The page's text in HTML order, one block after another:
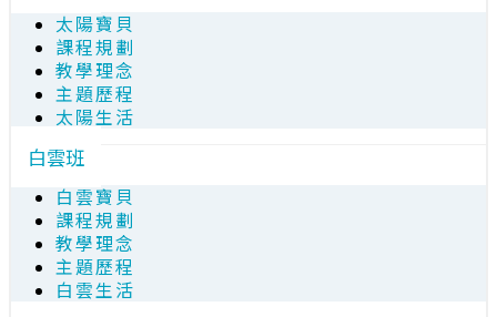
太陽寶貝
課程規劃
教學理念
主題歷程
太陽生活
白雲班
白雲寶貝
課程規劃
教學理念
主題歷程
白雲生活